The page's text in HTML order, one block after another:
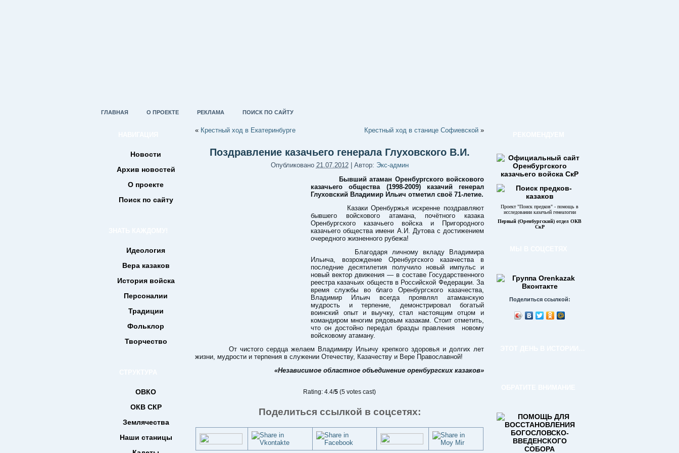
ГЛАВНАЯ О ПРОЕКТЕ РЕКЛАМА ПОИСК ПО САЙТУ
Новости
Архив новостей
О проекте
Поиск по сайту
Идеология
Вера казаков
История войска
Персоналии
Традиции
Фольклор
Творчество
ОВКО
ОКВ СКР
Землячества
Наши станицы
« Крестный ход в Екатеринбурге Крестный ход в станице Софиевской »
Поздравление казачьего генерала Глуховского В.И.
Опубликовано 21.07.2012| Автор: Экс-админ
Бывший атаман Оренбургского войскового
казачьего общества (1998-2009) казачий генерал
Глуховский Владимир Ильич отметил своё 71-летие.
Казаки Оренбуржья искренне поздравляют
бывшего войскового атамана, почётного казака
Оренбургского казачьего войска и Пригородного
казачьего общества имени А.И. Дутова с достижением
очередного жизненного рубежа!
Благодаря личному вкладу Владимира
Ильича, возрождение Оренбургского казачества в
последние десятилетия получило новый импульс и
новый вектор движения — в составе Государственного
реестра казачьих обществ в Российской Федерации. За
время службы во благо Оренбургского казачества,
Владимир Ильич всегда проявлял атаманскую
мудрость и терпение, демонстрировал богатый
воинский опыт и выучку, стал настоящим отцом и
командиром многим рядовым казакам. Стоит отметить,
что он достойно передал бразды правления новому
войсковому атаману.
От чистого сердца желаем Владимиру Ильичу крепкого здоровья и долгих лет
жизни, мудрости и терпения в служении Отечеству, Казачеству и Вере Православной!
«Независимое областное объединение оренбургских казаков»
Rating: 4.4/5 (5 votes cast)
Поделиться ссылкой в соцсетях:
Проект "Поиск предков" - помощь в
исследовании казачьей генеалогии
Первый (Оренбургский) отдел ОКВ
СкР
Поделиться ссылкой: